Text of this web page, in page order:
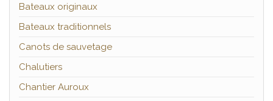
Bateaux originaux
Bateaux traditionnels
Canots de sauvetage
Chalutiers
Chantier Auroux